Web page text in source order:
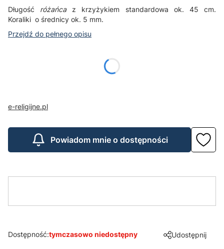
Długość różańcaz krzyżykiem standardowa ok. 45 cm.
Koraliki o średnicy ok. 5 mm.
Przejdź do pełnego opisu
Poszczególne warianty mogą różnić się ceną
e-religijne.pl
Powiadom mnie o dostępności
Dostępność:tymczasowo niedostępny Udostępnij